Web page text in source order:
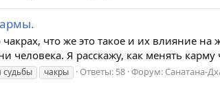
что же это такое и их влияние
человека. Я расскажу, как менять
судьбы чакры Ответы: 58 Форум: Санатана-